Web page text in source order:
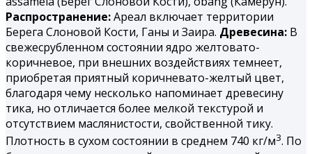
Распространение:Ареал включает территории
Берега Слоновой Кости, Ганы и Заира. Древесина: В
свежесрубленном состоянии ядро желтовато-
коричневое, при внешних воздействиях темнеет,
приобретая приятный коричневато-желтый цвет,
благодаря чему несколько напоминает древесину
тика, но отличается более мелкой текстурой и
отсутствием маслянистости, свойственной тику.
Плотность в сухом состоянии в среднем 740 кг/м3. По